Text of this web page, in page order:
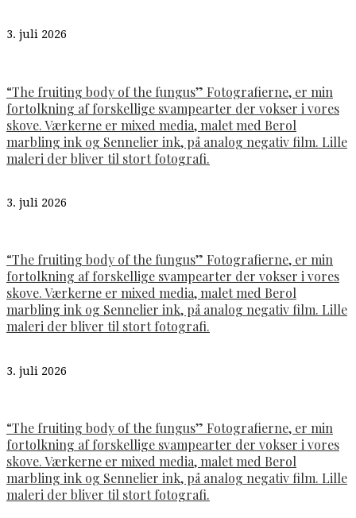
3. juli 2026
“The fruiting body of the fungus” Fotografierne, er min
fortolkning af forskellige svampearter der vokser i vores
skove. Værkerne er mixed media, malet med Berol
marbling ink og Sennelier ink, på analog negativ film. Lille
maleri der bliver til stort fotografi.
3. juli 2026
“The fruiting body of the fungus” Fotografierne, er min
fortolkning af forskellige svampearter der vokser i vores
skove. Værkerne er mixed media, malet med Berol
marbling ink og Sennelier ink, på analog negativ film. Lille
maleri der bliver til stort fotografi.
3. juli 2026
“The fruiting body of the fungus” Fotografierne, er min
fortolkning af forskellige svampearter der vokser i vores
skove. Værkerne er mixed media, malet med Berol
marbling ink og Sennelier ink, på analog negativ film. Lille
maleri der bliver til stort fotografi.